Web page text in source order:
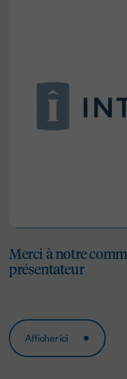
Merci à notre
présentateur
Afficher ici